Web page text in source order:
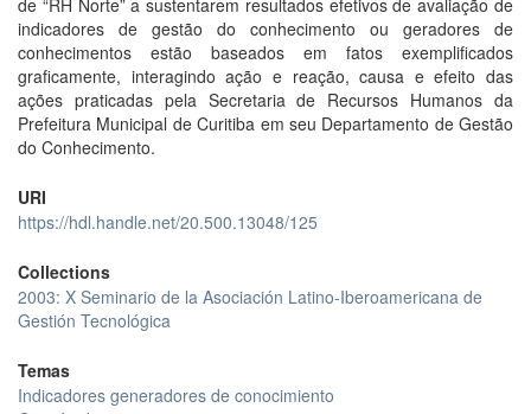
de “RH Norte” a sustentarem resultados efetivos de avaliação de
indicadores de gestão do conhecimento ou geradores de
conhecimentos estão baseados em fatos exemplificados
graficamente, interagindo ação e reação, causa e efeito das
ações praticadas pela Secretaria de Recursos Humanos da
Prefeitura Municipal de Curitiba em seu Departamento de Gestão
do Conhecimento.
URI
https://hdl.handle.net/20.500.13048/125
Collections
2003: X Seminario de la Asociación Latino-Iberoamericana de
Gestión Tecnológica
Temas
Indicadores generadores de conocimiento